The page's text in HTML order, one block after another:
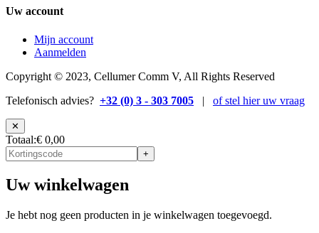
Uw account
Mijn account
Aanmelden
Copyright © 2023, Cellumer Comm V, All Rights Reserved
Telefonisch advies? +32 (0) 3 - 303 7005 | of stel hier uw vraag
✕
Totaal:€ 0,00
+
Uw winkelwagen
Je hebt nog geen producten in je winkelwagen toegevoegd.